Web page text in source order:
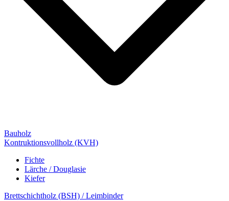
Bauholz
Kontruktionsvollholz (KVH)
Fichte
Lärche / Douglasie
Kiefer
Brettschichtholz (BSH) / Leimbinder